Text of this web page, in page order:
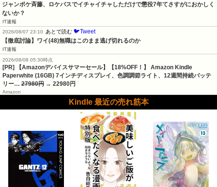
ジャンポケ斉藤、ロケバスでイチャイチャしただけで懲役7年てさすがにおかしく
ないか？
IT速報
2026/08/07 23:10
あとで読む 🐦Tweet
【徹底討論】ワイ(48)無職はこのまま逃げ切れるのか
IT速報
2026/08/08 05:30時点
[PR] 【Amazonデバイスサマーセール】【18%OFF！】 Amazon Kindle
Paperwhite (16GB) 7インチディスプレイ、色調調節ライト、12週間持続バッテ
リー… 27980円 → 22980円
Amazon
Kindle 最近の売れ筋本